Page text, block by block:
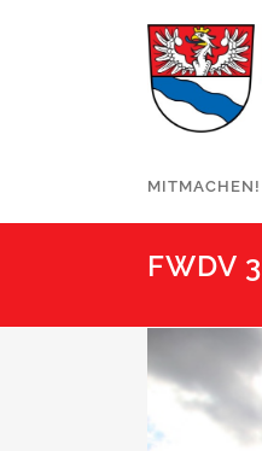
MITMACHEN!
FWDV 3